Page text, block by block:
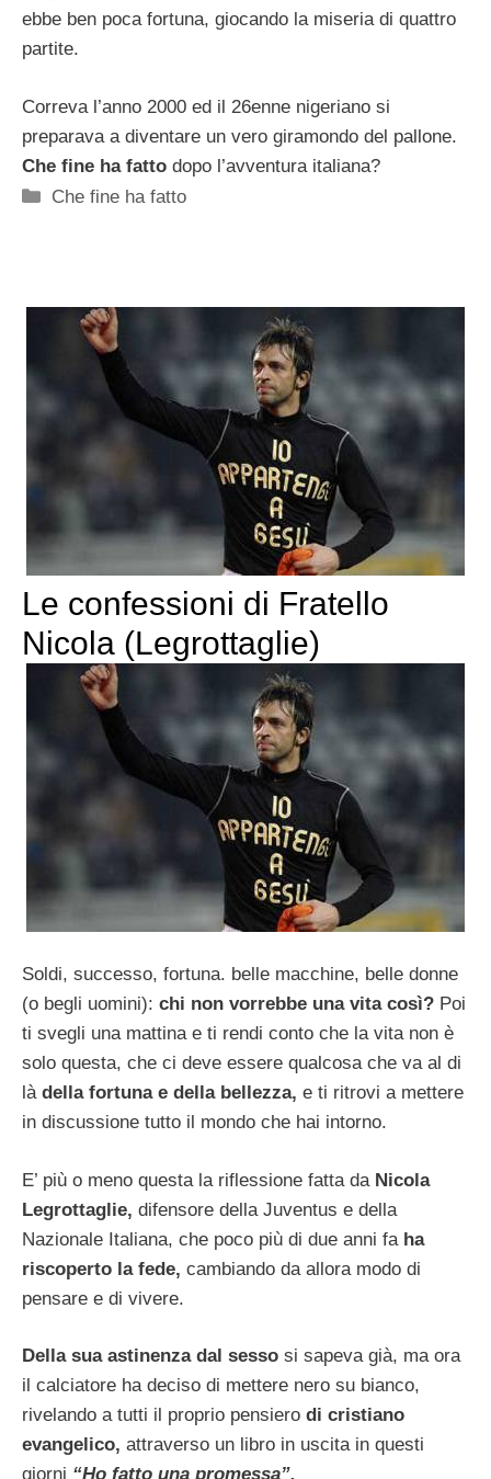
ebbe ben poca fortuna, giocando la miseria di quattro
partite.
Correva l’anno 2000 ed il 26enne nigeriano si
preparava a diventare un vero giramondo del pallone.
Che fine ha fatto dopo l’avventura italiana?
Categorie
Che fine ha fatto
Le confessioni di Fratello
Nicola (Legrottaglie)
Soldi, successo, fortuna. belle macchine, belle donne
(o begli uomini): chi non vorrebbe una vita così? Poi
ti svegli una mattina e ti rendi conto che la vita non è
solo questa, che ci deve essere qualcosa che va al di
là della fortuna e della bellezza, e ti ritrovi a mettere
in discussione tutto il mondo che hai intorno.
E’ più o meno questa la riflessione fatta da Nicola
Legrottaglie, difensore della Juventus e della
Nazionale Italiana, che poco più di due anni fa ha
riscoperto la fede, cambiando da allora modo di
pensare e di vivere.
Della sua astinenza dal sesso si sapeva già, ma ora
il calciatore ha deciso di mettere nero su bianco,
rivelando a tutti il proprio pensiero di cristiano
evangelico, attraverso un libro in uscita in questi
giorni “Ho fatto una promessa”.